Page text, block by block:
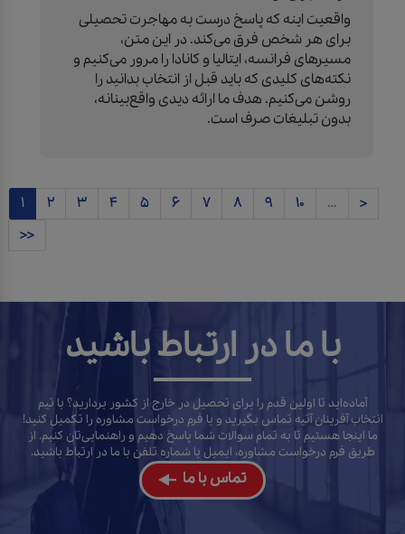
واقعیت اینه که پاسخ درست به مهاجرت تحصیلی
برای هر شخص فرق می‌کند. در این متن،
مسیرهای فرانسه، ایتالیا و کانادا را مرور می‌کنیم و
نکته‌های کلیدی که باید قبل از انتخاب بدانید را
روشن می‌کنیم. هدف ما ارائه دیدی واقع‌بینانه،
بدون تبلیغات صرف است.
1 2 3 4 5 6 7 8 9 10 …
>
>>
با ما در ارتباط باشید
آماده‌اید تا اولین قدم را برای تحصیل در خارج از کشور بردارید؟ با تیم
انتخاب آفرینان آتیه تماس بگیرید و یا فرم درخواست مشاوره را تکمیل کنید!
ما اینجا هستیم تا به تمام سوالات شما پاسخ دهیم و راهنمایی‌تان کنیم. از
طریق فرم درخواست مشاوره، ایمیل یا شماره تلفن با ما در ارتباط باشید.
تماس با ما